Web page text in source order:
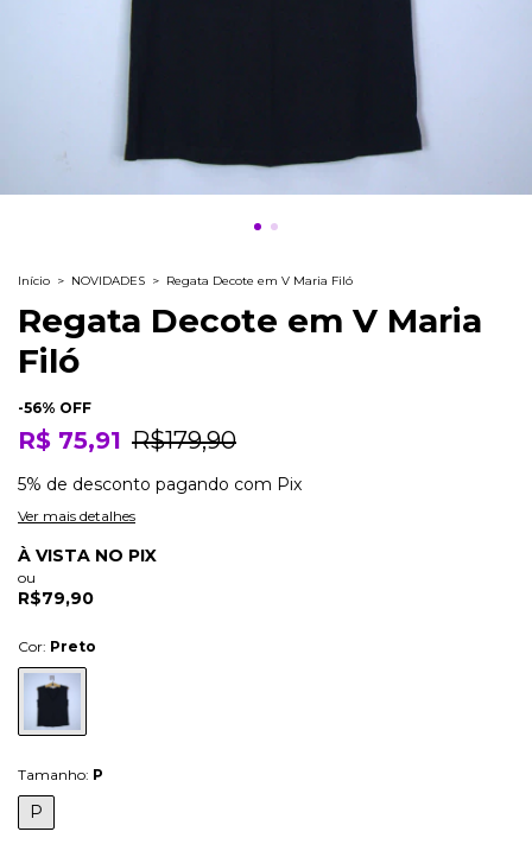
Início > NOVIDADES > Regata Decote em V Maria Filó
Regata Decote em V Maria
Filó
-56% OFF
R$ 75,91 R$179,90
5% de desconto pagando com Pix
Ver mais detalhes
À VISTA NO PIX
ou
R$79,90
Cor: Preto
Tamanho: P
P